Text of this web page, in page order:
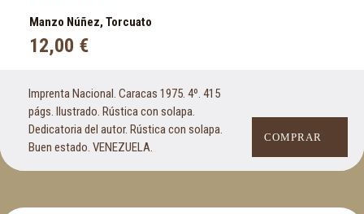
Manzo Núñez, Torcuato
12,00 €
Imprenta Nacional. Caracas 1975. 4º. 415
págs. Ilustrado. Rústica con solapa.
Dedicatoria del autor. Rústica con solapa.
Buen estado. VENEZUELA.
COMPRAR